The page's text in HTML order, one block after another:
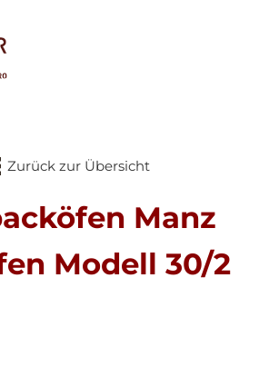
Zurück zur Übersicht
Manz
Modell 30/2